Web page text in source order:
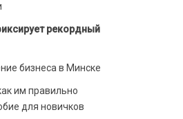
рекордный
бизнеса в Минске
им правильно
для новичков